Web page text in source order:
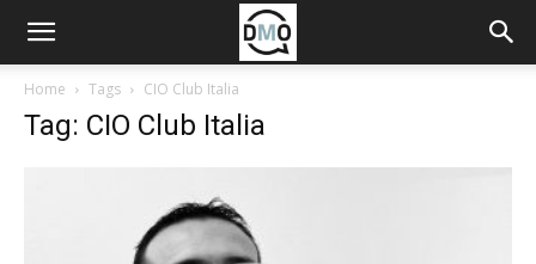
Home Tags CIO Club Italia
Tag: CIO Club Italia